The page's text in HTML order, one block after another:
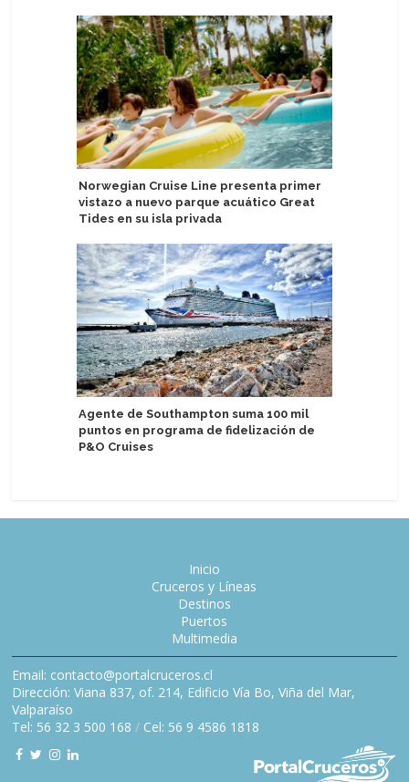
Norwegian Cruise Line presenta primer
vistazo a nuevo parque acuático Great
Tides en su isla privada
Agente de Southampton suma 100 mil
puntos en programa de fidelización de
P&O Cruises
Inicio
Cruceros y Líneas
Destinos
Puertos
Multimedia
Email: contacto@portalcruceros.cl
Dirección: Viana 837, of. 214, Edificio Vía Bo, Viña del Mar,
Valparaíso
Tel: 56 32 3 500 168 / Cel: 56 9 4586 1818